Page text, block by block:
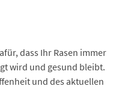
dass Ihr Rasen immer
wird und gesund bleibt.
und des aktuellen